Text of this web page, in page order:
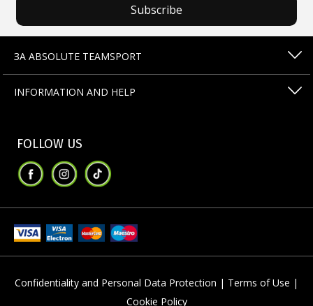
Subscribe
ЗА ABSOLUTE TEAMSPORT
INFORMATION AND HELP
FOLLOW US
Confidentiality and Personal Data Protection | Terms of Use |
Cookie Policy